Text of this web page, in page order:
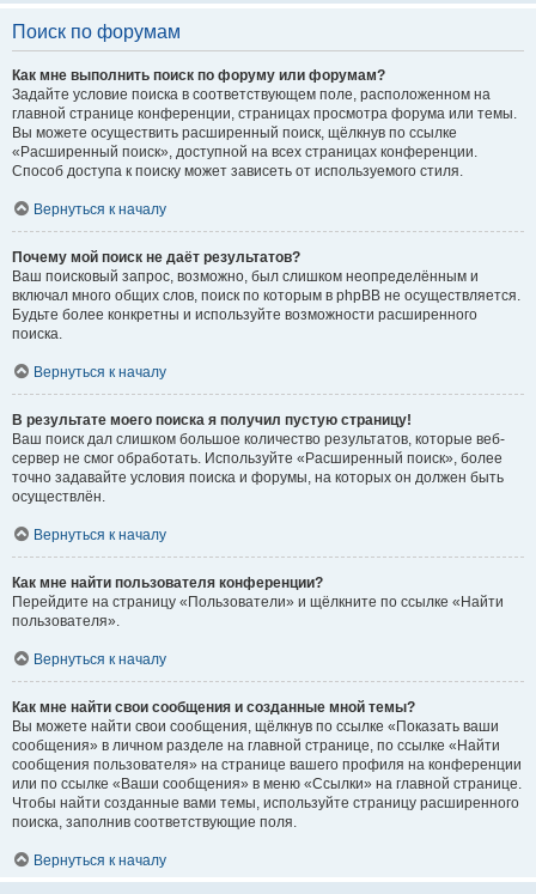
Поиск по форумам
Как мне выполнить поиск по форуму или форумам?
Задайте условие поиска в соответствующем поле, расположенном на
главной странице конференции, страницах просмотра форума или темы.
Вы можете осуществить расширенный поиск, щёлкнув по ссылке
«Расширенный поиск», доступной на всех страницах конференции.
Способ доступа к поиску может зависеть от используемого стиля.
Вернуться к началу
Почему мой поиск не даёт результатов?
Ваш поисковый запрос, возможно, был слишком неопределённым и
включал много общих слов, поиск по которым в phpBB не осуществляется.
Будьте более конкретны и используйте возможности расширенного
поиска.
Вернуться к началу
В результате моего поиска я получил пустую страницу!
Ваш поиск дал слишком большое количество результатов, которые веб-
сервер не смог обработать. Используйте «Расширенный поиск», более
точно задавайте условия поиска и форумы, на которых он должен быть
осуществлён.
Вернуться к началу
Как мне найти пользователя конференции?
Перейдите на страницу «Пользователи» и щёлкните по ссылке «Найти
пользователя».
Вернуться к началу
Как мне найти свои сообщения и созданные мной темы?
Вы можете найти свои сообщения, щёлкнув по ссылке «Показать ваши
сообщения» в личном разделе на главной странице, по ссылке «Найти
сообщения пользователя» на странице вашего профиля на конференции
или по ссылке «Ваши сообщения» в меню «Ссылки» на главной странице.
Чтобы найти созданные вами темы, используйте страницу расширенного
поиска, заполнив соответствующие поля.
Вернуться к началу